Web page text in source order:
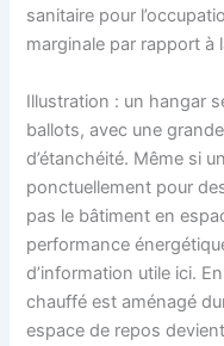
sanitaire pour
marginale par rapport à
Illustration : un hangar
ballots, avec une
d’étanchéité. Même si
ponctuellement pour
pas le bâtiment en
performance
d’information utile ici.
chauffé est aménagé
espace de repos